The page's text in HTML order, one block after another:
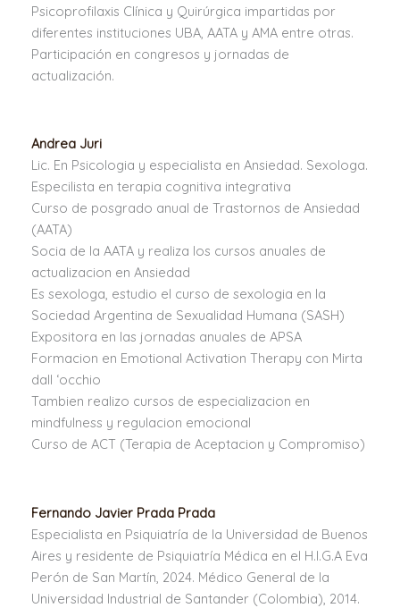
Psicoprofilaxis Clínica y Quirúrgica impartidas por
diferentes instituciones UBA, AATA y AMA entre otras.
Participación en congresos y jornadas de
actualización.
Andrea Juri
Lic. En Psicologia y especialista en Ansiedad. Sexologa.
Especilista en terapia cognitiva integrativa
Curso de posgrado anual de Trastornos de Ansiedad
(AATA)
Socia de la AATA y realiza los cursos anuales de
actualizacion en Ansiedad
Es sexologa, estudio el curso de sexologia en la
Sociedad Argentina de Sexualidad Humana (SASH)
Expositora en las jornadas anuales de APSA
Formacion en Emotional Activation Therapy con Mirta
dall ‘occhio
Tambien realizo cursos de especializacion en
mindfulness y regulacion emocional
Curso de ACT (Terapia de Aceptacion y Compromiso)
Fernando Javier Prada Prada
Especialista en Psiquiatría de la Universidad de Buenos
Aires y residente de Psiquiatría Médica en el H.I.G.A Eva
Perón de San Martín, 2024. Médico General de la
Universidad Industrial de Santander (Colombia), 2014.